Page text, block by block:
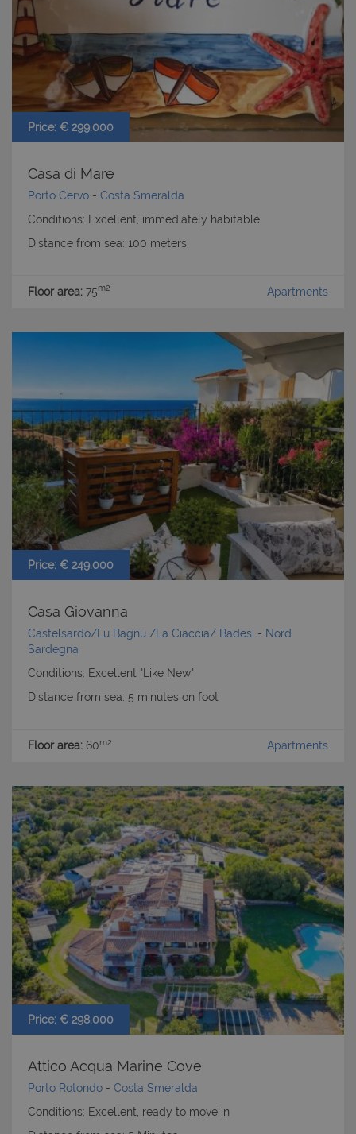
Price: € 299.000
Casa di Mare
Porto Cervo - Costa Smeralda
Conditions: Excellent, immediately habitable
Distance from sea: 100 meters
Floor area: 75m2 Apartments
Price: € 249.000
Casa Giovanna
Castelsardo/Lu Bagnu /La Ciaccia/ Badesi - Nord
Sardegna
Conditions: Excellent "Like New"
Distance from sea: 5 minutes on foot
Floor area: 60m2 Apartments
Price: € 298.000
Attico Acqua Marine Cove
Porto Rotondo - Costa Smeralda
Conditions: Excellent, ready to move in